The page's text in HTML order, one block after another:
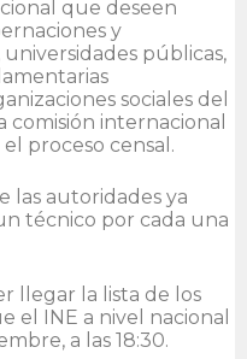
que deseen
y
públicas,
sociales del
comisión internacional
proceso censal.
las autoridades ya
técnico por cada una
llegar la lista de los
el INE a nivel nacional
a las 18:30.